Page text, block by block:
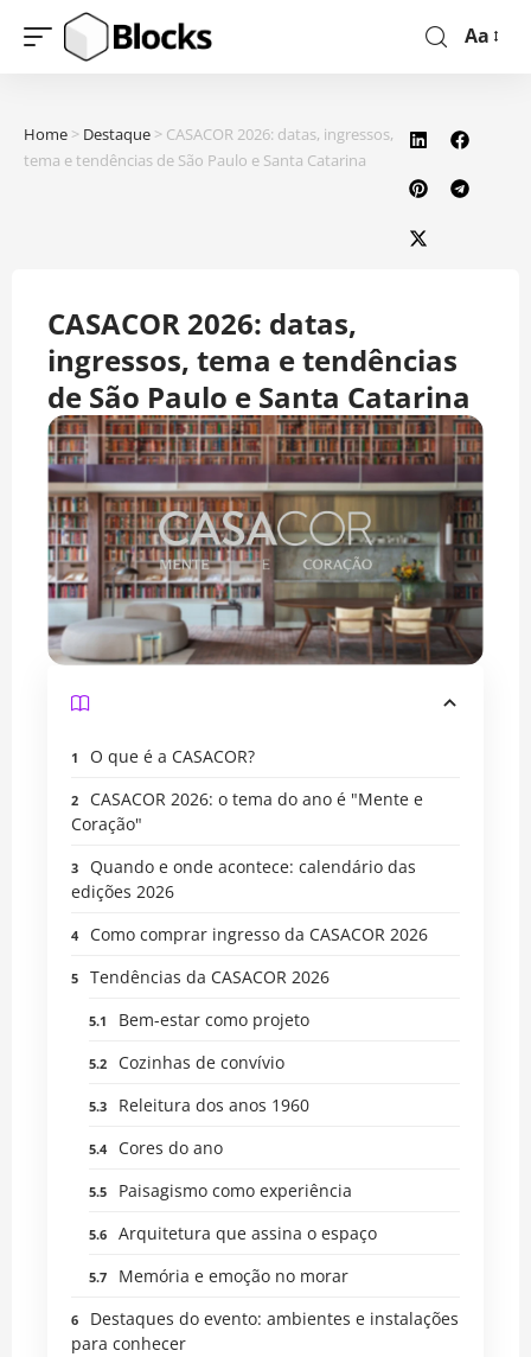
Aa
Home > Destaque > CASACOR 2026: datas, ingressos,
tema e tendências de São Paulo e Santa Catarina
CASACOR 2026: datas,
ingressos, tema e tendências
de São Paulo e Santa Catarina
O que é a CASACOR?
CASACOR 2026: o tema do ano é "Mente e
Coração"
Quando e onde acontece: calendário das
edições 2026
Como comprar ingresso da CASACOR 2026
Tendências da CASACOR 2026
Bem-estar como projeto
Cozinhas de convívio
Releitura dos anos 1960
Cores do ano
Paisagismo como experiência
Arquitetura que assina o espaço
Memória e emoção no morar
Destaques do evento: ambientes e instalações
para conhecer